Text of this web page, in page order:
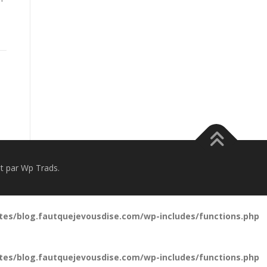
par Wp Trads.
blog.fautquejevousdise.com/wp-includes/functions.php
blog.fautquejevousdise.com/wp-includes/functions.php